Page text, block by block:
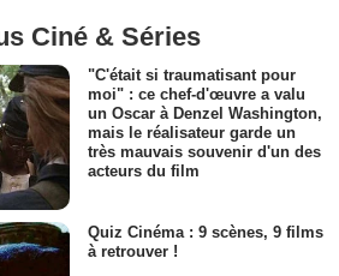
Ciné & Séries
"C'était si traumatisant pour
moi" : ce chef-d'œuvre a valu
un Oscar à Denzel Washington,
mais le réalisateur garde un
très mauvais souvenir d'un des
acteurs du film
Quiz Cinéma : 9 scènes, 9 films
à retrouver !